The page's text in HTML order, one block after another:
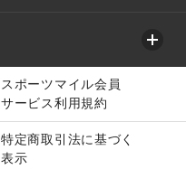
スポーツマイル会員
サービス利用規約
特定商取引法に基づく
表示